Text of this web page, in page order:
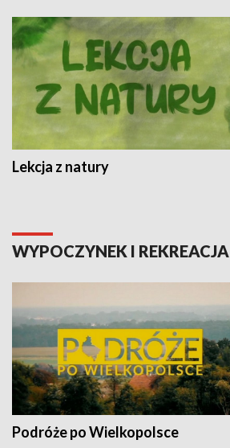
Lekcja z natury
WYPOCZYNEK I REKREACJA
Podróże po Wielkopolsce